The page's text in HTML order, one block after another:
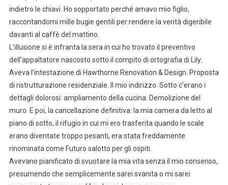
indietro le chiavi. Ho sopportato perché amavo mio figlio,
raccontandomi mille bugie gentili per rendere la verità digeribile
davanti al caffè del mattino.
L’illusione si è infranta la sera in cui ho trovato il preventivo
dell’appaltatore nascosto sotto il compito di ortografia di Lily.
Aveva l’intestazione di Hawthorne Renovation & Design. Proposta
di ristrutturazione residenziale. Il mio indirizzo. Sotto c’erano i
dettagli dolorosi: ampliamento della cucina. Demolizione del
muro. E poi, la cancellazione definitiva: la mia camera da letto al
piano di sotto, il rifugio in cui mi ero trasferita quando le scale
erano diventate troppo pesanti, era stata freddamente
rinominata come Futuro salotto per gli ospiti.
Avevano pianificato di svuotare la mia vita senza il mio consenso,
presumendo che semplicemente sarei svanita o mi sarei